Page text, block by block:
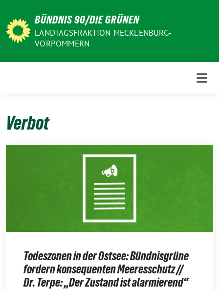
zum
Inhalt
BÜNDNIS 90/DIE GRÜNEN
LANDTAGSFRAKTION MECKLENBURG-
VORPOMMERN
Verbot
Todeszonen in der Ostsee: Bündnisgrüne
fordern konsequenten Meeresschutz //
Dr. Terpe: „Der Zustand ist alarmierend“